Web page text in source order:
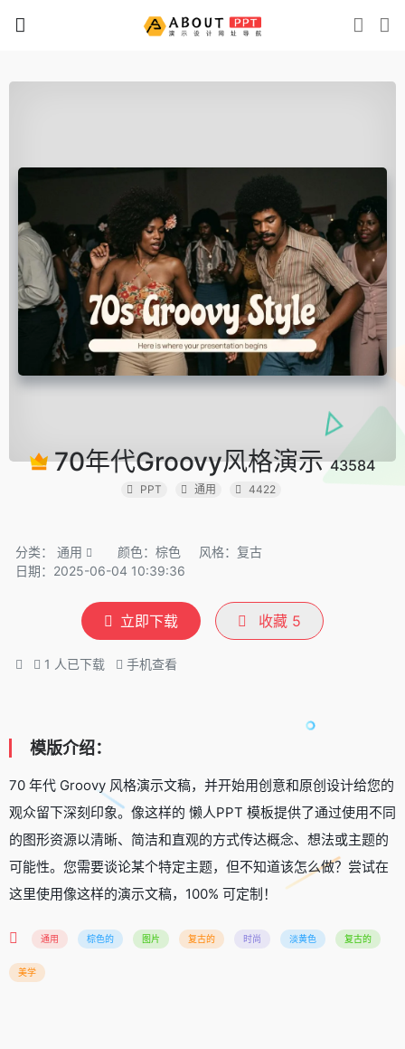
70年代Groovy风格演示43584
PPT 通用 4422
分类： 通用 颜色：棕色
风格：复古
日期：2025-06-04 10:39:36
立即下载 收藏 5
1 人已下载 手机查看
模版介绍：
70 年代 Groovy 风格演示文稿，并开始用创意和原创设计给您的
观众留下深刻印象。像这样的 懒人PPT 模板提供了通过使用不同
的图形资源以清晰、简洁和直观的方式传达概念、想法或主题的
可能性。您需要谈论某个特定主题，但不知道该怎么做？尝试在
这里使用像这样的演示文稿，100% 可定制！
通用 棕色的 图片 复古的 时尚 淡黄色 复古的
美学